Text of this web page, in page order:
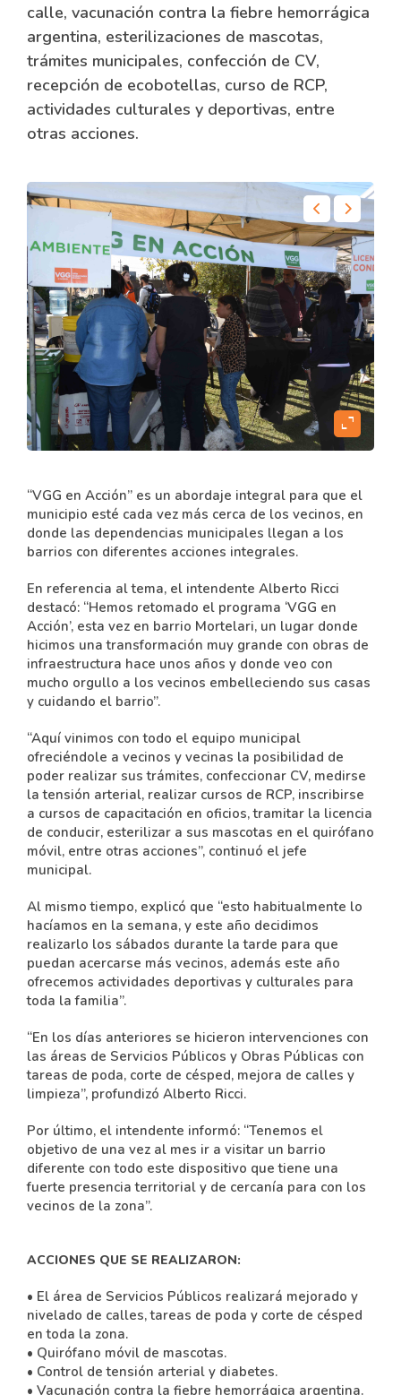
calle, vacunación contra la fiebre hemorrágica
argentina, esterilizaciones de mascotas,
trámites municipales, confección de CV,
recepción de ecobotellas, curso de RCP,
actividades culturales y deportivas, entre
otras acciones.
expand_content
“VGG en Acción” es un abordaje integral para que el
municipio esté cada vez más cerca de los vecinos, en
donde las dependencias municipales llegan a los
barrios con diferentes acciones integrales.
En referencia al tema, el intendente Alberto Ricci
destacó: “Hemos retomado el programa ‘VGG en
Acción’, esta vez en barrio Mortelari, un lugar donde
hicimos una transformación muy grande con obras de
infraestructura hace unos años y donde veo con
mucho orgullo a los vecinos embelleciendo sus casas
y cuidando el barrio”.
“Aquí vinimos con todo el equipo municipal
ofreciéndole a vecinos y vecinas la posibilidad de
poder realizar sus trámites, confeccionar CV, medirse
la tensión arterial, realizar cursos de RCP, inscribirse
a cursos de capacitación en oficios, tramitar la licencia
de conducir, esterilizar a sus mascotas en el quirófano
móvil, entre otras acciones”, continuó el jefe
municipal.
Al mismo tiempo, explicó que “esto habitualmente lo
hacíamos en la semana, y este año decidimos
realizarlo los sábados durante la tarde para que
puedan acercarse más vecinos, además este año
ofrecemos actividades deportivas y culturales para
toda la familia”.
“En los días anteriores se hicieron intervenciones con
las áreas de Servicios Públicos y Obras Públicas con
tareas de poda, corte de césped, mejora de calles y
limpieza”, profundizó Alberto Ricci.
Por último, el intendente informó: “Tenemos el
objetivo de una vez al mes ir a visitar un barrio
diferente con todo este dispositivo que tiene una
fuerte presencia territorial y de cercanía para con los
vecinos de la zona”.
ACCIONES QUE SE REALIZARON:
• El área de Servicios Públicos realizará mejorado y
nivelado de calles, tareas de poda y corte de césped
en toda la zona.
• Quirófano móvil de mascotas.
• Control de tensión arterial y diabetes.
• Vacunación contra la fiebre hemorrágica argentina.